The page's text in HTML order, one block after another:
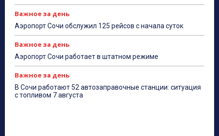
Важное за день
Аэропорт Сочи обслужил 125 рейсов с начала суток
Важное за день
Аэропорт Сочи работает в штатном режиме
Важное за день
В Сочи работают 52 автозаправочные станции: ситуация
с топливом 7 августа